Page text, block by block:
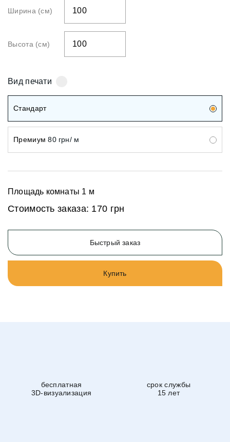
Ширина (см)
Высота (см)
Вид печати
Стандарт
Премиум 80 грн/ м
Площадь комнаты 1 м
Стоимость заказа: 170 грн
Быстрый заказ
Купить
бесплатная
3D-визуализация
срок службы
15 лет